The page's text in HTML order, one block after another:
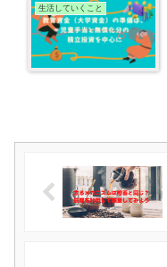
生活していくこと